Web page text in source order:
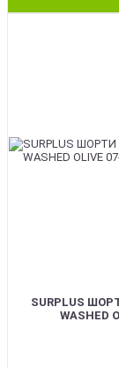
SURPLUS
WASHED